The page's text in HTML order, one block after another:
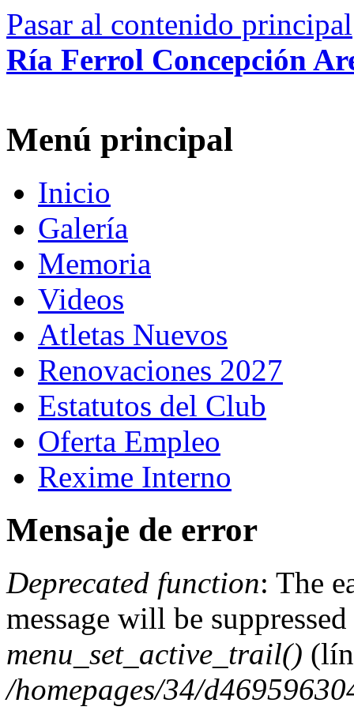
Pasar al contenido principal
Ría Ferrol Concepción
Menú principal
Inicio
Galería
Memoria
Videos
Atletas Nuevos
Renovaciones 2027
Estatutos del Club
Oferta Empleo
Rexime Interno
Mensaje de error
Deprecated function: The
message will be
menu_set_active_trail()
/homepages/34/